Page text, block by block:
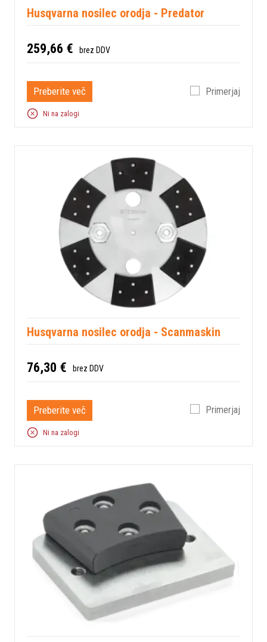
Husqvarna nosilec orodja - Predator
259,66 € brez DDV
Preberite več Primerjaj
Ni na zalogi
Husqvarna nosilec orodja - Scanmaskin
76,30 € brez DDV
Preberite več Primerjaj
Ni na zalogi